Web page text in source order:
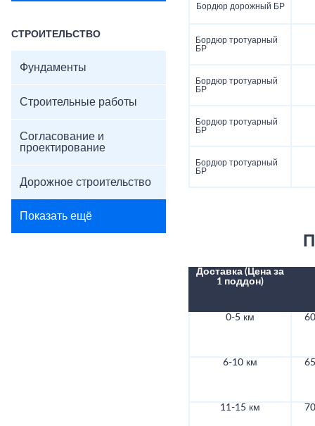
СТРОИТЕЛЬСТВО
Фундаменты
Строительные работы
Согласование и
проектирование
Дорожное строительство
Показать ещё
Бордюр дорожный БР
Бордюр тротуарный
БР
Бордюр тротуарный
БР
Бордюр тротуарный
БР
Бордюр тротуарный
БР
Доставка (Цена за
1 поддон)
0-5 км
6-10 км
11-15 км